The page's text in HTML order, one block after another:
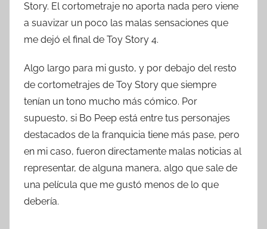
Story. El cortometraje no aporta nada pero viene
a suavizar un poco las malas sensaciones que
me dejó el final de Toy Story 4.
Algo largo para mi gusto, y por debajo del resto
de cortometrajes de Toy Story que siempre
tenían un tono mucho más cómico. Por
supuesto, si Bo Peep está entre tus personajes
destacados de la franquicia tiene más pase, pero
en mi caso, fueron directamente malas noticias al
representar, de alguna manera, algo que sale de
una película que me gustó menos de lo que
debería.